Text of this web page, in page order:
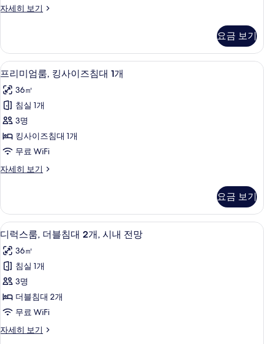
침
2
개
사
진
모
두
보
기
자세히 보기
프
룸,
더
블
대
2
개
자
세
히
보
기
요금 보기
프
리
미
엄
룸,
킹
이
침
대
1
개
사
진
모
두
보
미니바, 객실 내 금고, 책상, 노트북 작
7
프리미엄룸, 킹사이즈침대 1개
36㎡
침실 1개
3명
킹사이즈침대 1개
무료 WiFi
자세히 보기
프
룸,
킹
사
이
즈
침
대
개
자
세
히
요금 보기
디
럭
스
룸,
더
블
대
디럭스룸, 더블침대 2개, 시내 전망 |
7
디럭스룸, 더블침대 2개, 시내 전망
36㎡
침실 1개
3명
더블침대 2개
무료 WiFi
자세히 보기
디